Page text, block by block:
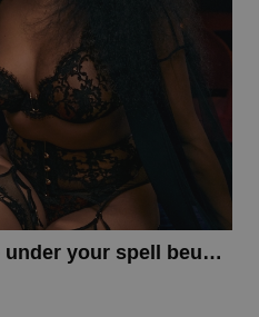
Aubade 3e under your spell beugel bh